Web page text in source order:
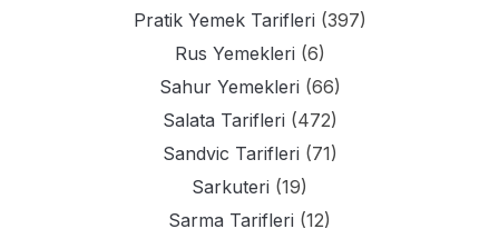
Pratik Yemek Tarifleri (397)
Rus Yemekleri (6)
Sahur Yemekleri (66)
Salata Tarifleri (472)
Sandvic Tarifleri (71)
Sarkuteri (19)
Sarma Tarifleri (12)